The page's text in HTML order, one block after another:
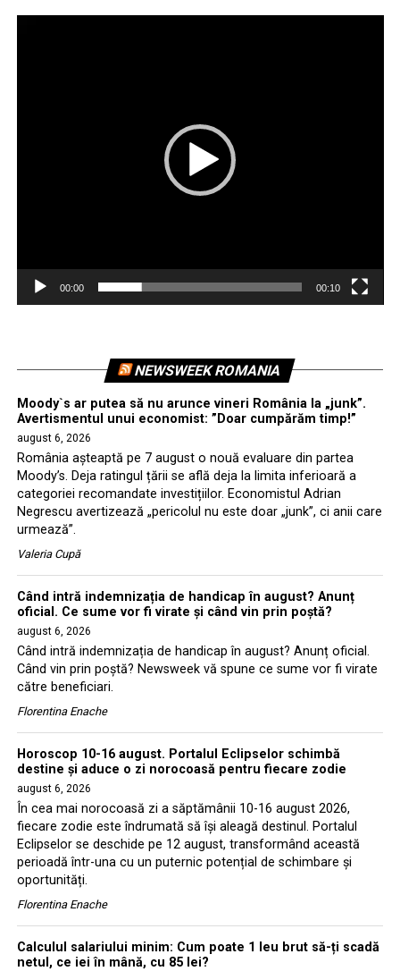
Player
00:00 00:10
NEWSWEEK ROMANIA
Moody`s ar putea să nu arunce vineri România la „junk”.
Avertismentul unui economist: ”Doar cumpărăm timp!”
august 6, 2026
România așteaptă pe 7 august o nouă evaluare din partea
Moody’s. Deja ratingul țării se află deja la limita inferioară a
categoriei recomandate investițiilor. Economistul Adrian
Negrescu avertizează „pericolul nu este doar „junk”, ci anii care
urmează”.
Valeria Cupă
Când intră indemnizația de handicap în august? Anunț
oficial. Ce sume vor fi virate și când vin prin poștă?
august 6, 2026
Când intră indemnizația de handicap în august? Anunț oficial.
Când vin prin poștă? Newsweek vă spune ce sume vor fi virate
către beneficiari.
Florentina Enache
Horoscop 10-16 august. Portalul Eclipselor schimbă
destine și aduce o zi norocoasă pentru fiecare zodie
august 6, 2026
În cea mai norocoasă zi a săptămânii 10-16 august 2026,
fiecare zodie este îndrumată să își aleagă destinul. Portalul
Eclipselor se deschide pe 12 august, transformând această
perioadă într-una cu un puternic potențial de schimbare și
oportunități.
Florentina Enache
Calculul salariului minim: Cum poate 1 leu brut să-ți scadă
netul, ce iei în mână, cu 85 lei?